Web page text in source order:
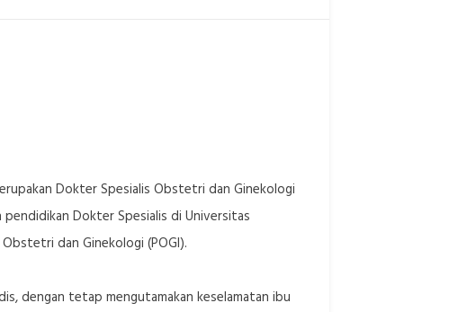
Dokter Spesialis Obstetri dan Ginekologi
pendidikan Dokter Spesialis di Universitas
dan Ginekologi (POGI).
dengan tetap mengutamakan keselamatan ibu